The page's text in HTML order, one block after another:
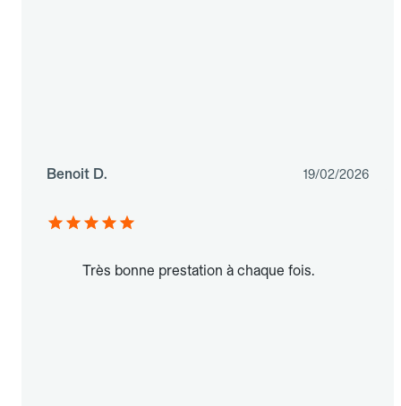
Benoit D. 19/02/2026
Très bonne prestation à chaque fois.